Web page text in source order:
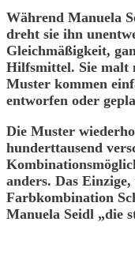
Während Manuela
dreht sie ihn
Gleichmäßigkeit,
Hilfsmittel. Sie malt
Muster kommen
entworfen oder
Die Muster
hunderttausend
anders. Das
Farbkombination
Manuela Seidl „die